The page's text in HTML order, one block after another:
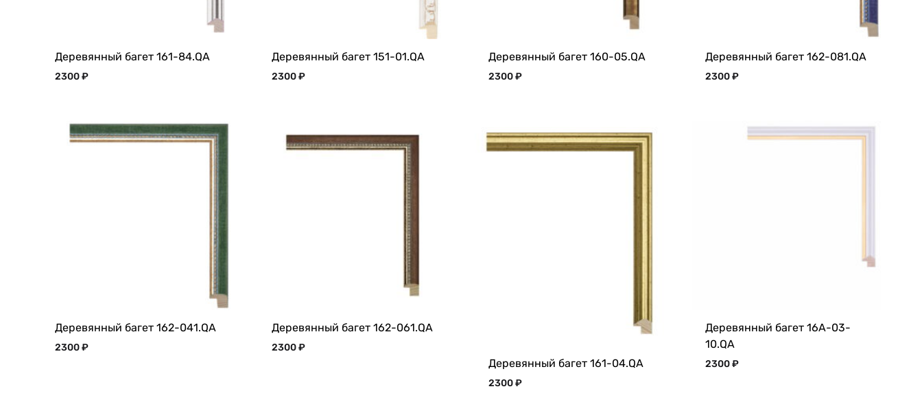
Деревянный багет 161-84.QA
2300₽
Деревянный багет 151-01.QA
2300₽
Деревянный багет 160-05.QA
2300₽
Деревянный багет 162-081.QA
2300₽
Деревянный багет 162-041.QA
2300₽
Деревянный багет 162-061.QA
2300₽
Деревянный багет 161-04.QA
2300₽
Деревянный багет 16A-03-
10.QA
2300₽